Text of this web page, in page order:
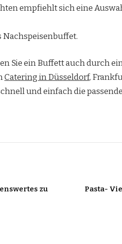
empfiehlt sich eine
Nachspeisenbuffet.
Sie ein Buffett auch durch
Catering in Düsseldorf,
und einfach die
zu
Pasta-